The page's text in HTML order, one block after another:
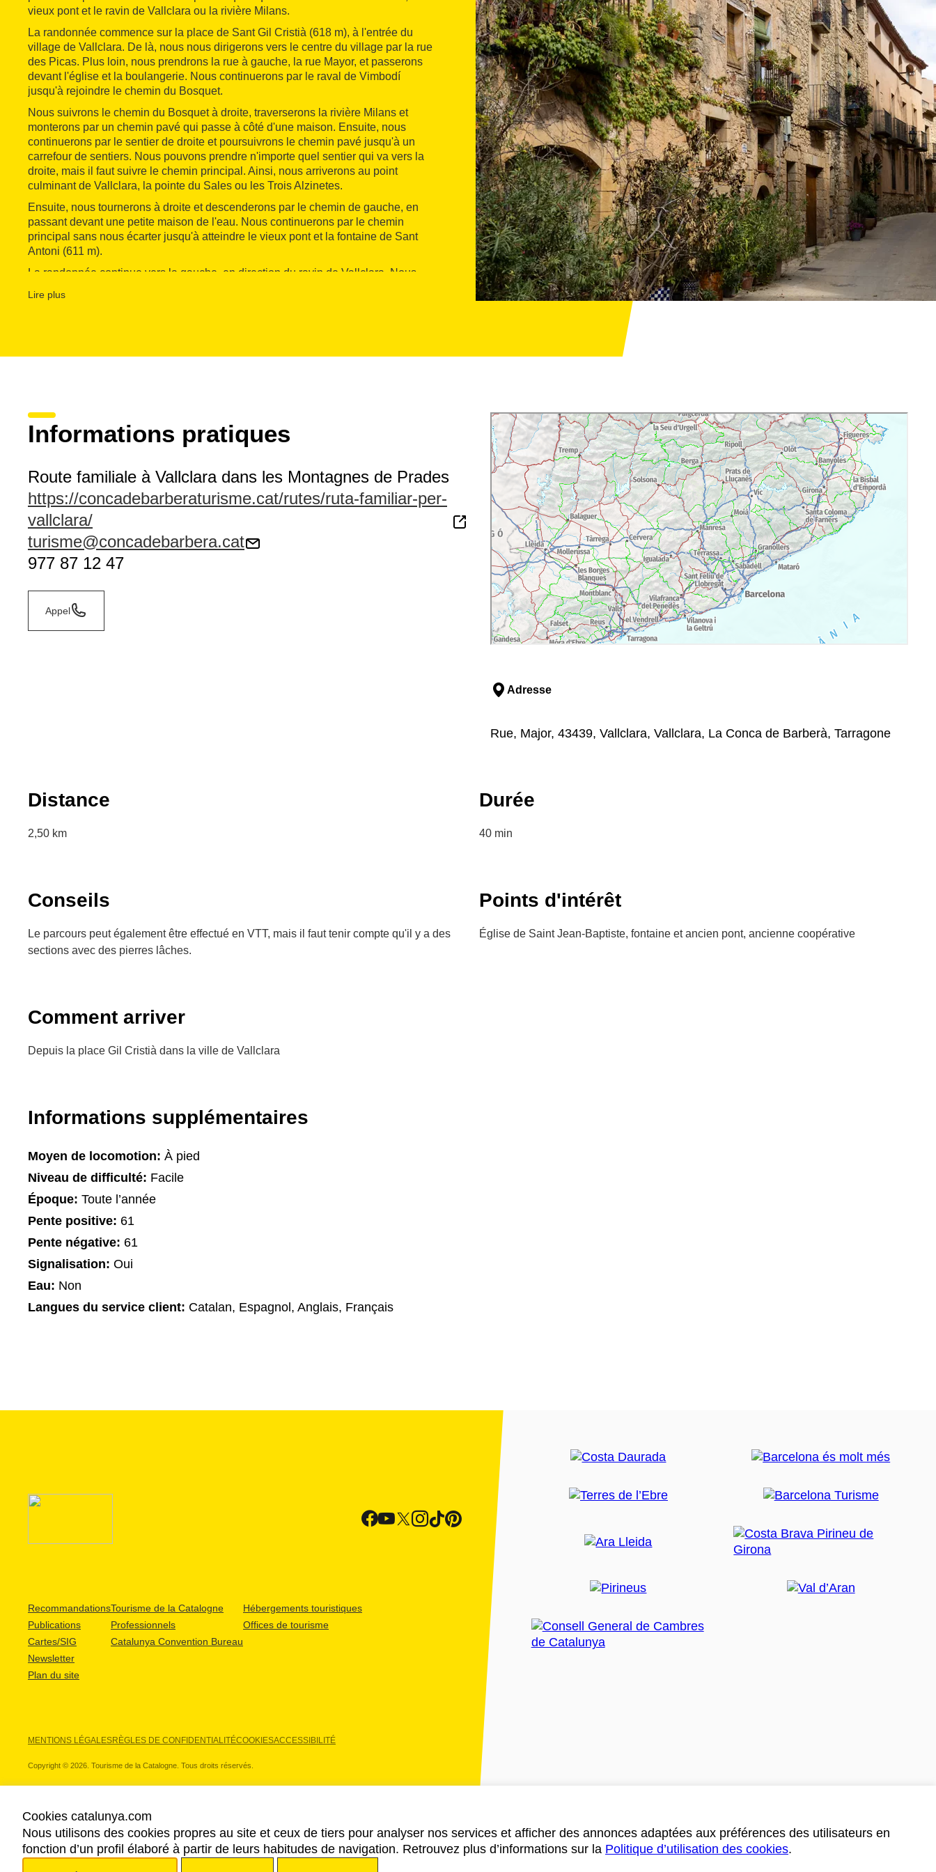
vieux pont et le ravin de Vallclara ou la rivière Milans.
La randonnée commence sur la place de Sant Gil Cristià (618 m), à l'entrée du
village de Vallclara. De là, nous nous dirigerons vers le centre du village par la rue
des Picas. Plus loin, nous prendrons la rue à gauche, la rue Mayor, et passerons
devant l'église et la boulangerie. Nous continuerons par le raval de Vimbodí
jusqu'à rejoindre le chemin du Bosquet.
Nous suivrons le chemin du Bosquet à droite, traverserons la rivière Milans et
monterons par un chemin pavé qui passe à côté d'une maison. Ensuite, nous
continuerons par le sentier de droite et poursuivrons le chemin pavé jusqu'à un
carrefour de sentiers. Nous pouvons prendre n'importe quel sentier qui va vers la
droite, mais il faut suivre le chemin principal. Ainsi, nous arriverons au point
culminant de Vallclara, la pointe du Sales ou les Trois Alzinetes.
Ensuite, nous tournerons à droite et descenderons par le chemin de gauche, en
passant devant une petite maison de l'eau. Nous continuerons par le chemin
principal sans nous écarter jusqu'à atteindre le vieux pont et la fontaine de Sant
Antoni (611 m).
La randonnée continue vers la gauche, en direction du ravin de Vallclara. Nous
droit en direction du village par le raval de Vilanova de Prades jusqu'au point de
Lire plus
Informations pratiques
Route familiale à Vallclara dans les Montagnes de Prades
https://concadebarberaturisme.cat/rutes/ruta-familiar-per-
vallclara/
turisme@concadebarbera.cat
977 87 12 47
Appel
Adresse
Rue, Major, 43439, Vallclara, Vallclara, La Conca de Barberà, Tarragone
Distance
2,50 km
Durée
40 min
Conseils
Le parcours peut également être effectué en VTT, mais il faut tenir compte qu'il y a des
sections avec des pierres lâches.
Points d'intérêt
Église de Saint Jean-Baptiste, fontaine et ancien pont, ancienne coopérative
Comment arriver
Depuis la place Gil Cristià dans la ville de Vallclara
Informations supplémentaires
Moyen de locomotion: À pied
Niveau de difficulté: Facile
Époque: Toute l’année
Pente positive: 61
Pente négative: 61
Signalisation: Oui
Eau: Non
Langues du service client: Catalan, Espagnol, Anglais, Français
Recommandations
Publications
Cartes/SIG
Newsletter
Plan du site
Tourisme de la Catalogne
Professionnels
Catalunya Convention Bureau
Hébergements touristiques
Offices de tourisme
MENTIONS LÉGALESRÈGLES DE CONFIDENTIALITÉCOOKIESACCESSIBILITÉ
Copyright © 2026. Tourisme de la Catalogne. Tous droits réservés.
NOS PARTENAIRES
Cookies catalunya.com
Nous utilisons des cookies propres au site et ceux de tiers pour analyser nos services et afficher des annonces adaptées aux préférences des utilisateurs en
fonction d’un profil élaboré à partir de leurs habitudes de navigation. Retrouvez plus d’informations sur la Politique d’utilisation des cookies.